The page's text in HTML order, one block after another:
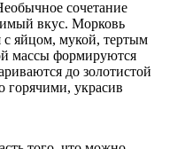
сочетание
вкус. Морковь
с яйцом, мукой, тертым
массы формируются
до золотистой
горячими, украсив